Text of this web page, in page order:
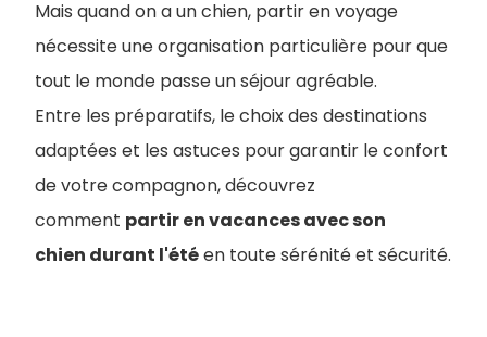
Mais quand on a un chien, partir en voyage
nécessite une organisation particulière pour que
tout le monde passe un séjour agréable.
Entre les préparatifs, le choix des destinations
adaptées et les astuces pour garantir le confort
de votre compagnon, découvrez
comment partir en vacances avec son
chien durant l'étéen toute sérénité et sécurité.